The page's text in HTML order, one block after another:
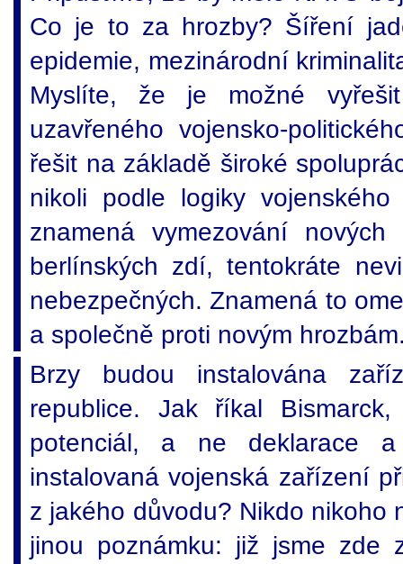
Co je to za hrozby? Šíření
epidemie, mezinárodní
Myslíte, že je možné
uzavřeného vojensko-
řešit na základě široké
nikoli podle logiky
znamená vymezování
berlínských zdí, tentokráte
nebezpečných. Znamená to
a společně proti novým
Brzy budou instalována
republice. Jak říkal
potenciál, a ne deklarace
instalovaná vojenská zařízení
z jakého důvodu? Nikdo nikoho
jinou poznámku: již jsme zde